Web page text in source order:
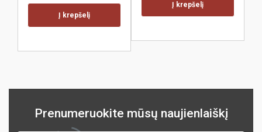
Į krepšelį
Į krepšelį
Prenumeruokite mūsų naujienlaiškį